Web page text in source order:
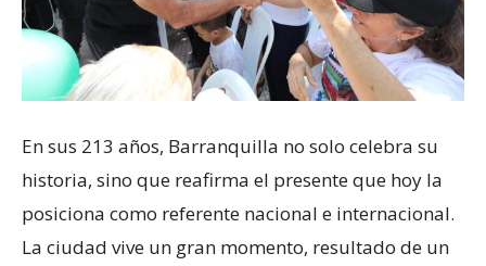
En sus 213 años, Barranquilla no solo celebra su
historia, sino que reafirma el presente que hoy la
posiciona como referente nacional e internacional.
La ciudad vive un gran momento, resultado de un